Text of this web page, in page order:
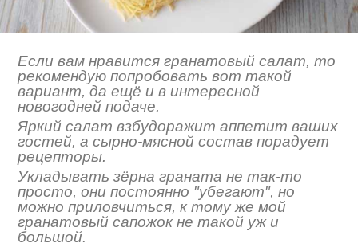
Если вам нравится гранатовый салат, то
рекомендую попробовать вот такой
вариант, да ещё и в интересной
новогодней подаче.
Яркий салат взбудоражит аппетит ваших
гостей, а сырно-мясной состав порадует
рецепторы.
Укладывать зёрна граната не так-то
просто, они постоянно "убегают", но
можно приловчиться, к тому же мой
гранатовый сапожок не такой уж и
большой.